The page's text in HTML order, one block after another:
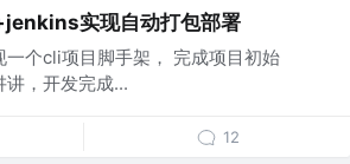
实现自动打包部署
一个cli项目脚手架， 完成项目初始
，开发完成...
12